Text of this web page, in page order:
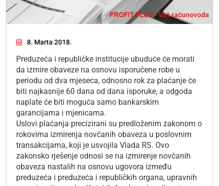
8. Marta 2018.
Preduzeća i republičke institucije ubuduće će morati
da izmire obaveze na osnovu isporučene robe u
periodu od dva mjeseca, odnosno rok za plaćanje će
biti najkasnije 60 dana od dana isporuke, a odgoda
naplate će biti moguća samo bankarskim
garancijama i mjenicama.
Uslovi plaćanja precizirani su predloženim zakonom o
rokovima izmirenja novčanih obaveza u poslovnim
transakcijama, koji je usvojila Vlada RS. Ovo
zakonsko rješenje odnosi se na izmirenje novčanih
obaveza nastalih na osnovu ugovora između
preduzeća i preduzeća i republičkih organa, upravnih